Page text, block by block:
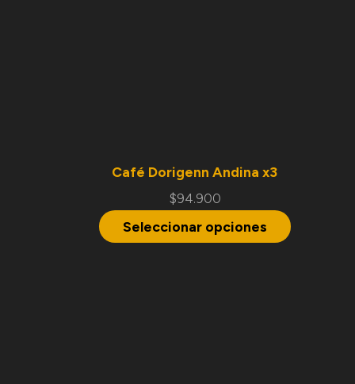
Café Dorigenn Andina x3
$94.900
Seleccionar opciones